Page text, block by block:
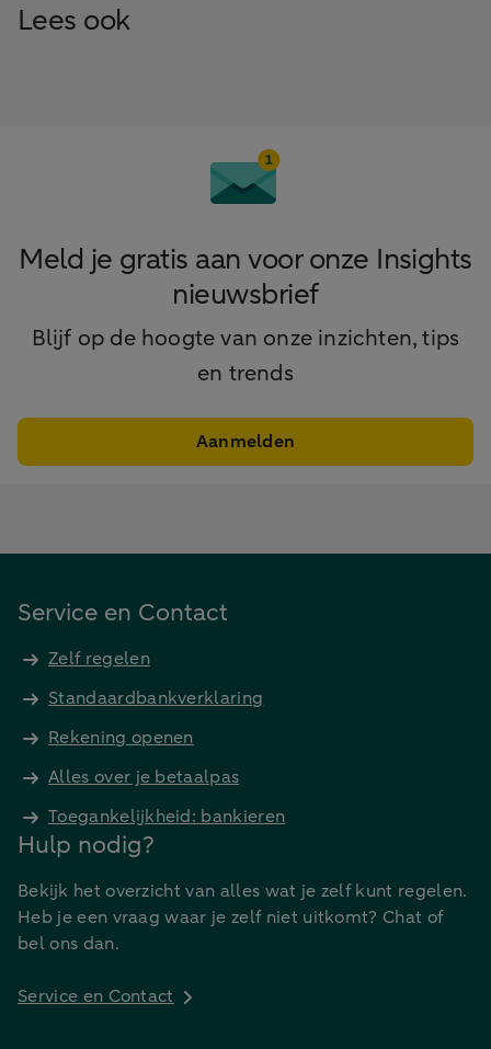
Lees ook
Meld je gratis aan voor onze Insights
nieuwsbrief
Blijf op de hoogte van onze inzichten, tips
en trends
Aanmelden
Service en Contact
Zelf regelen
Standaardbankverklaring
Rekening openen
Alles over je betaalpas
Toegankelijkheid: bankieren
Hulp nodig?
Bekijk het overzicht van alles wat je zelf kunt regelen.
Heb je een vraag waar je zelf niet uitkomt? Chat of
bel ons dan.
Service en Contact